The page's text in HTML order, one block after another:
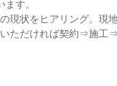
す。
現状をヒアリング。現
ただければ契約⇒施工